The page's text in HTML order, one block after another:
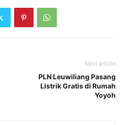
Next article
PLN Leuwiliang Pasang
Listrik Gratis di Rumah
Yoyoh